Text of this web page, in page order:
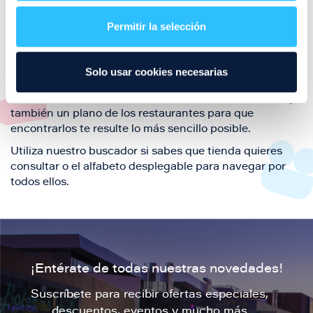
Permitir la selección
Solo usar cookies necesarias
también de nuestra oferta de ocio y shopping durante
tu visita.
El este directorio de restaurantes de Puerto Venecia
también un plano de los restaurantes para que
encontrarlos te resulte lo más sencillo posible.
Utiliza nuestro buscador si sabes que tienda quieres
consultar o el alfabeto desplegable para navegar por
todos ellos.
¡Entérate de todas nuestras novedades!
Suscríbete para recibir ofertas especiales,